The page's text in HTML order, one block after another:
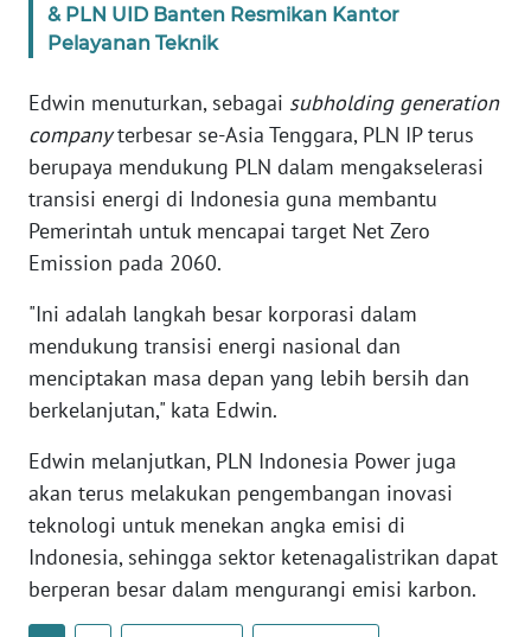
& PLN UID Banten Resmikan Kantor
Pelayanan Teknik
Edwin menuturkan, sebagai subholding generation
companyterbesar se-Asia Tenggara, PLN IP terus
berupaya mendukung PLN dalam mengakselerasi
transisi energi di Indonesia guna membantu
Pemerintah untuk mencapai target Net Zero
Emission pada 2060.
"Ini adalah langkah besar korporasi dalam
mendukung transisi energi nasional dan
menciptakan masa depan yang lebih bersih dan
berkelanjutan," kata Edwin.
Edwin melanjutkan, PLN Indonesia Power juga
akan terus melakukan pengembangan inovasi
teknologi untuk menekan angka emisi di
Indonesia, sehingga sektor ketenagalistrikan dapat
berperan besar dalam mengurangi emisi karbon.
WN
SULBAR
WN
BABEL
WN
SUMSEL
WN
BENGKULU
WN
JATENG
WN